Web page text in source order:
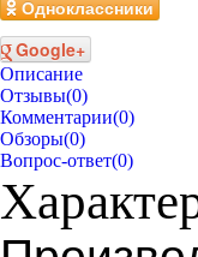
Одноклассники
Google+
Описание
Отзывы(0)
Комментарии(0)
Обзоры(0)
Вопрос-ответ(0)